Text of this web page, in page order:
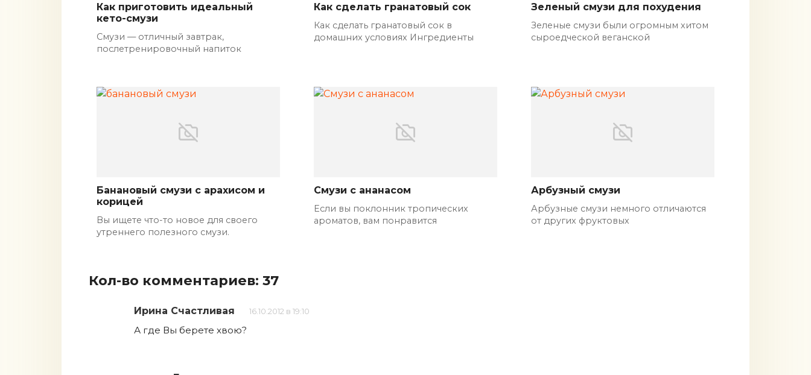
Как приготовить идеальный
кето-смузи
Смузи — отличный завтрак,
послетренировочный напиток
Как сделать гранатовый сок
Как сделать гранатовый сок в
домашних условиях Ингредиенты
Зеленый смузи для похудения
Зеленые смузи были огромным хитом
сыроедческой веганской
Банановый смузи с арахисом и
корицей
Вы ищете что-то новое для своего
утреннего полезного смузи.
Смузи с ананасом
Если вы поклонник тропических
ароматов, вам понравится
Арбузный смузи
Арбузные смузи немного отличаются
от других фруктовых
Кол-во комментариев: 37
Ирина Счастливая 16.10.2012 в 19:10
А где Вы берете хвою?